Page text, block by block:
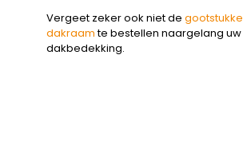
Vergeet zeker ook niet de
dakraamte bestellen naargelang
dakbedekking.